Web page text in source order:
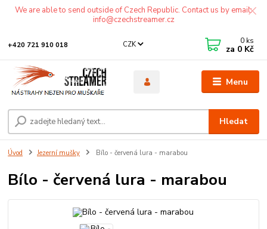
We are able to send outside of Czech Republic. Contact us by email:
info@czechstreamer.cz
Menu
CZK
Hledat
+420 721 910 018 0 ks
za 0 Kč
Úvod Jezerní mušky Bílo - červená lura - marabou
Bílo - červená lura - marabou